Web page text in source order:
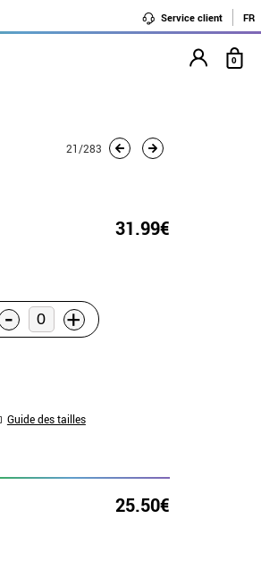
Service client FR
0
21/283
31.99€
- +
Guide des tailles
25.50€